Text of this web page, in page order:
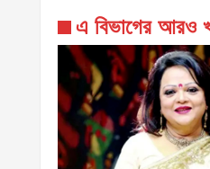
এ বিভাগের আরও